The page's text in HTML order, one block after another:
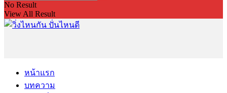
No Result
View All Result
หน้าแรก
บทความ